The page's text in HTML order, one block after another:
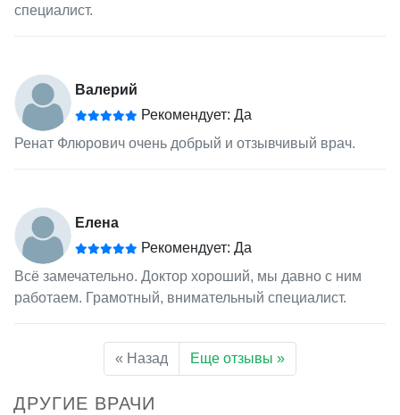
специалист.
Валерий
Рекомендует: Да
Ренат Флюрович очень добрый и отзывчивый врач.
Елена
Рекомендует: Да
Всё замечательно. Доктор хороший, мы давно с ним
работаем. Грамотный, внимательный специалист.
« Назад Еще отзывы »
ДРУГИЕ ВРАЧИ